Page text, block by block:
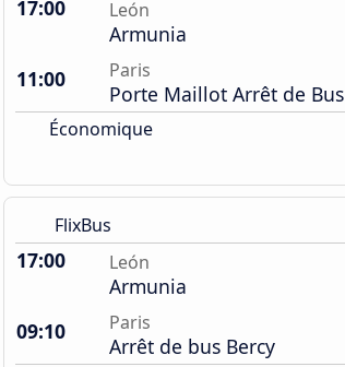
17:00 León
Armunia
11:00
Paris
Porte Maillot Arrêt de Bus
Économique
FlixBus
17:00 León
Armunia
09:10
Paris
Arrêt de bus Bercy